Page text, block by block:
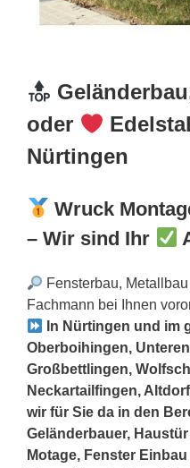
oder
Nürtingen
Wruck
– Wir sind Ihr
Fensterbau,
Fachmann bei Ihnen
In Nürtingen und im
Oberboihingen,
Großbettlingen,
Neckartailfingen,
wir für Sie da in den
Geländerbauer,
Motage, Fenster